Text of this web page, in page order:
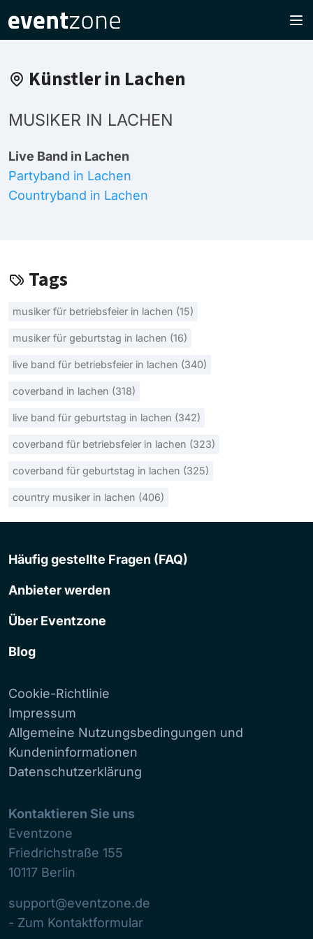
Künstler in Lachen
MUSIKER IN LACHEN
Live Band in Lachen
Partyband in Lachen
Countryband in Lachen
Tags
musiker für betriebsfeier in lachen (15)
musiker für geburtstag in lachen (16)
live band für betriebsfeier in lachen (340)
coverband in lachen (318)
live band für geburtstag in lachen (342)
coverband für betriebsfeier in lachen (323)
coverband für geburtstag in lachen (325)
country musiker in lachen (406)
Häufig gestellte Fragen (FAQ)
Anbieter werden
Über Eventzone
Blog
Cookie-Richtlinie
Impressum
Allgemeine Nutzungsbedingungen und
Kundeninformationen
Datenschutzerklärung
Kontaktieren Sie uns
Eventzone
Friedrichstraße 155
10117 Berlin
support@eventzone.de
- Zum Kontaktformular